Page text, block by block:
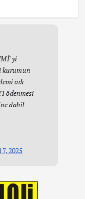
yi
kurumun
adı
ödenmesi
dahil
2025